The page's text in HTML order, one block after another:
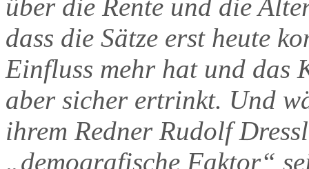
über die Rente und die
dass die Sätze erst heute
Einfluss mehr hat und das
aber sicher ertrinkt. Und
ihrem Redner Rudolf
„demografische Faktor“